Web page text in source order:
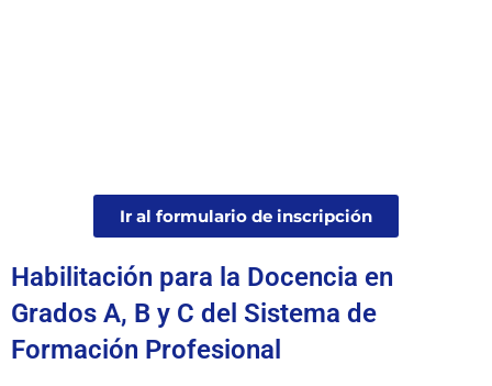
Ir al formulario de inscripción
Habilitación para la Docencia en
Grados A, B y C del Sistema de
Formación Profesional